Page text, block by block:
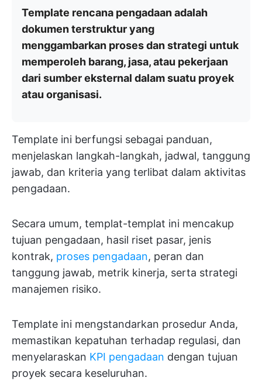
Template rencana pengadaan adalah
dokumen terstruktur yang
menggambarkan proses dan strategi untuk
memperoleh barang, jasa, atau pekerjaan
dari sumber eksternal dalam suatu proyek
atau organisasi.
Template ini berfungsi sebagai panduan,
menjelaskan langkah-langkah, jadwal, tanggung
jawab, dan kriteria yang terlibat dalam aktivitas
pengadaan.
Secara umum, templat-templat ini mencakup
tujuan pengadaan, hasil riset pasar, jenis
kontrak, proses pengadaan, peran dan
tanggung jawab, metrik kinerja, serta strategi
manajemen risiko.
Template ini mengstandarkan prosedur Anda,
memastikan kepatuhan terhadap regulasi, dan
menyelaraskan KPI pengadaan dengan tujuan
proyek secara keseluruhan.